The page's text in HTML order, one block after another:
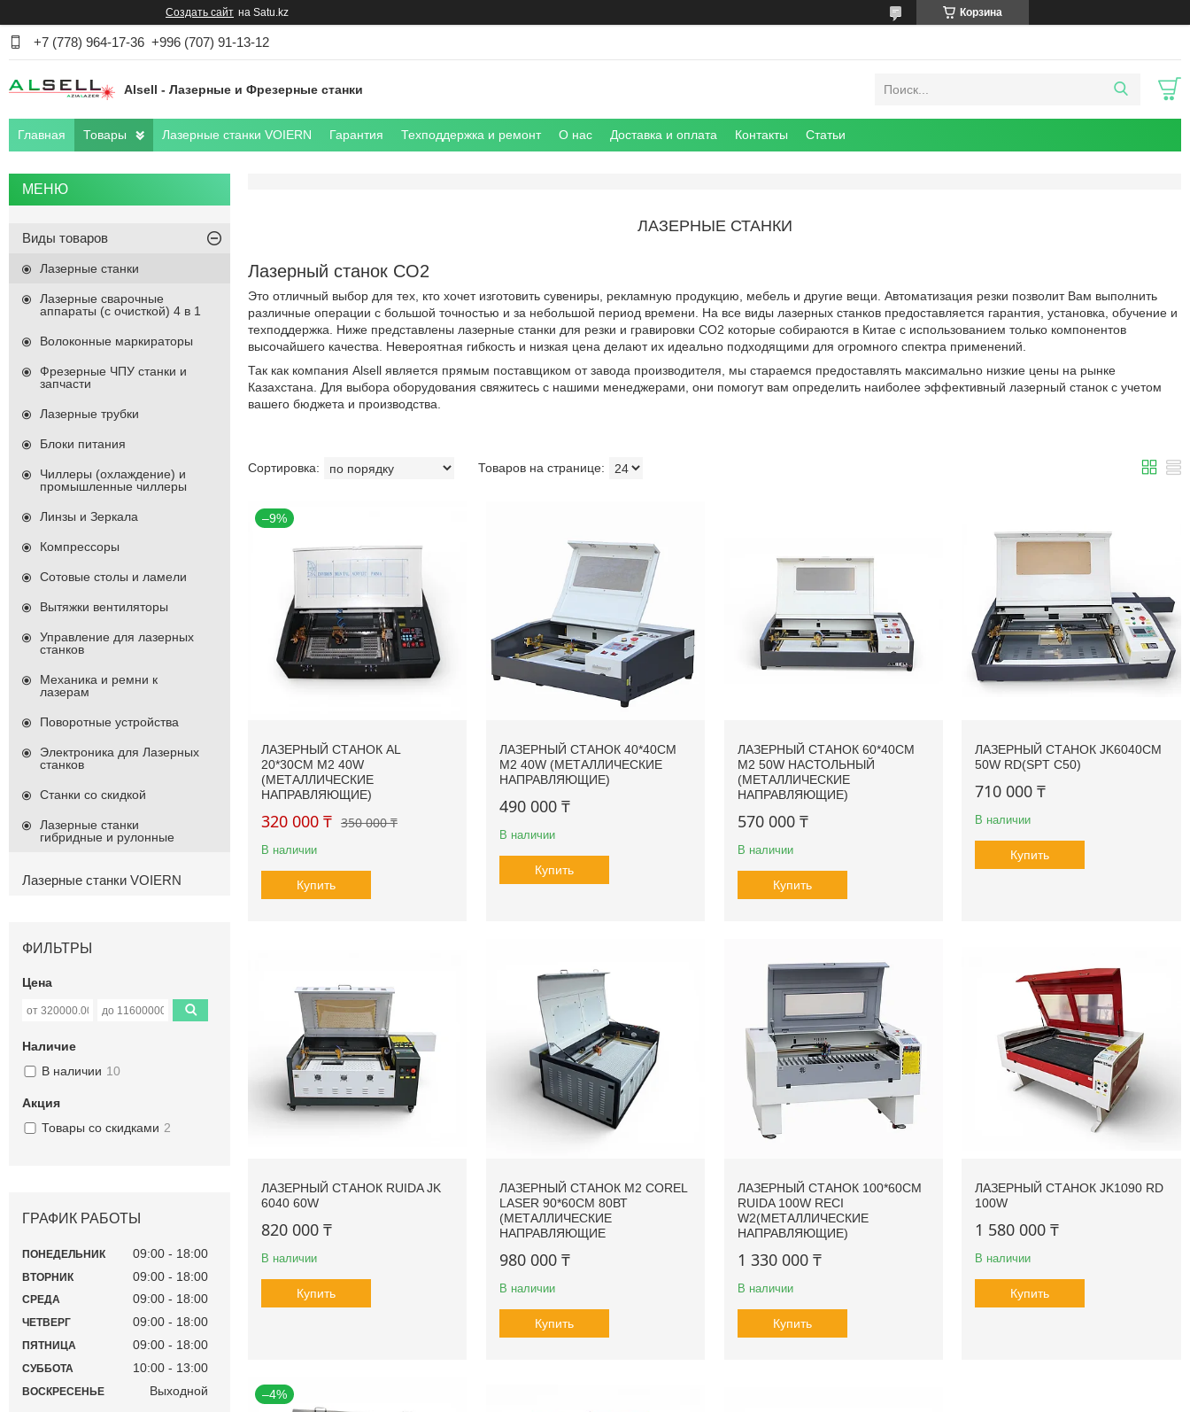
Создать сайт на Satu.kz Корзина
+7 (778) 964-17-36 +996 (707) 91-13-12
Alsell - Лазерные и Фрезерные станки
Главная Товары Лазерные станки VOIERN Гарантия Техподдержка и ремонт О нас Доставка и оплата Контакты Статьи
ЛАЗЕРНЫЕ СТАНКИ
Лазерный станок CO2
Это отличный выбор для тех, кто хочет изготовить сувениры, рекламную продукцию, мебель и другие вещи. Автоматизация резки позволит Вам выполнить
различные операции с большой точностью и за небольшой период времени. На все виды лазерных станков предоставляется гарантия, установка, обучение и
техподдержка. Ниже представлены лазерные станки для резки и гравировки СО2 которые собираются в Китае с использованием только компонентов
высочайшего качества. Невероятная гибкость и низкая цена делают их идеально подходящими для огромного спектра применений.
Так как компания Alsell является прямым поставщиком от завода производителя, мы стараемся предоставлять максимально низкие цены на рынке
Казахстана. Для выбора оборудования свяжитесь с нашими менеджерами, они помогут вам определить наиболее эффективный лазерный станок с учетом
вашего бюджета и производства.
–9%
ЛАЗЕРНЫЙ СТАНОК AL
20*30CM М2 40W
(МЕТАЛЛИЧЕСКИЕ
НАПРАВЛЯЮЩИЕ)
350 000 ₸
320 000 ₸
В наличии
Купить
ЛАЗЕРНЫЙ СТАНОК 40*40CM
M2 40W (МЕТАЛЛИЧЕСКИЕ
НАПРАВЛЯЮЩИЕ)
490 000 ₸
В наличии
Купить
ЛАЗЕРНЫЙ СТАНОК 60*40CM
М2 50W НАСТОЛЬНЫЙ
(МЕТАЛЛИЧЕСКИЕ
НАПРАВЛЯЮЩИЕ)
570 000 ₸
В наличии
Купить
ЛАЗЕРНЫЙ СТАНОК JK6040CM
50W RD(SPT C50)
710 000 ₸
В наличии
Купить
ЛАЗЕРНЫЙ СТАНОК RUIDA JK
6040 60W
820 000 ₸
В наличии
Купить
ЛАЗЕРНЫЙ СТАНОК M2 COREL
LASER 90*60СМ 80ВТ
(МЕТАЛЛИЧЕСКИЕ
НАПРАВЛЯЮЩИЕ
980 000 ₸
В наличии
Купить
ЛАЗЕРНЫЙ СТАНОК 100*60CM
RUIDA 100W RECI
W2(МЕТАЛЛИЧЕСКИЕ
НАПРАВЛЯЮЩИЕ)
1 330 000 ₸
В наличии
Купить
ЛАЗЕРНЫЙ СТАНОК JK1090 RD
100W
1 580 000 ₸
В наличии
Купить
–4%
Виды товаров
Лазерные станки
Лазерные сварочные
аппараты (с очисткой) 4 в 1
Волоконные маркираторы
Фрезерные ЧПУ станки и
запчасти
Лазерные трубки
Блоки питания
Чиллеры (охлаждение) и
промышленные чиллеры
Линзы и Зеркала
Компрессоры
Сотовые столы и ламели
Вытяжки вентиляторы
Управление для лазерных
станков
Механика и ремни к
лазерам
Поворотные устройства
Электроника для Лазерных
станков
Станки со скидкой
Лазерные станки
гибридные и рулонные
Лазерные станки VOIERN
ФИЛЬТРЫ
Цена
Наличие
В наличии 10
Акция
Товары со скидками 2
ГРАФИК РАБОТЫ
ПОНЕДЕЛЬНИК 09:00 18:00
ВТОРНИК 09:00 18:00
СРЕДА 09:00 18:00
ЧЕТВЕРГ 09:00 18:00
ПЯТНИЦА 09:00 18:00
СУББОТА 10:00 13:00
ВОСКРЕСЕНЬЕ Выходной